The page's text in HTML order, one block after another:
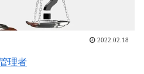
2022.02.18
理者